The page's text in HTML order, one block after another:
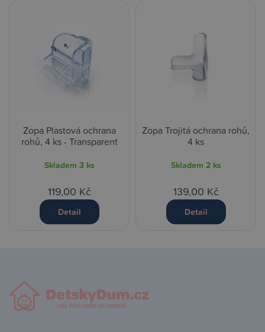
Zopa Plastová ochrana
rohů, 4 ks - Transparent
Skladem 3 ks
119,00 Kč
Detail
Zopa Trojitá ochrana rohů,
4 ks
Skladem 2 ks
139,00 Kč
Detail